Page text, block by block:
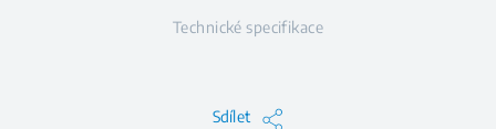
Technické specifikace
Sdílet